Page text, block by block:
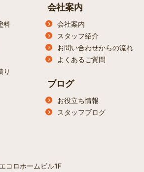
料
り
会社案内
会社案内
スタッフ紹介
お問い合わせからの流れ
よくあるご質問
ブログ
お役立ち情報
スタッフブログ
コロホームビル1F